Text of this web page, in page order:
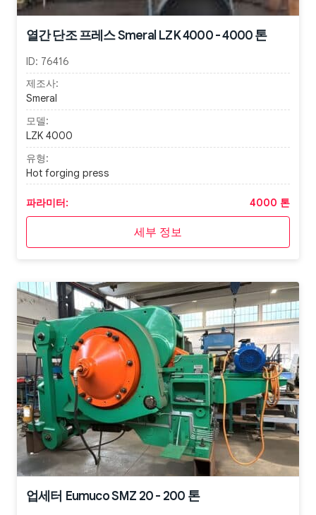
열간 단조 프레스 Smeral LZK 4000 - 4000 톤
ID: 76416
제조사:
Smeral
모델:
LZK 4000
유형:
Hot forging press
파라미터: 4000 톤
세부 정보
업세터 Eumuco SMZ 20 - 200 톤